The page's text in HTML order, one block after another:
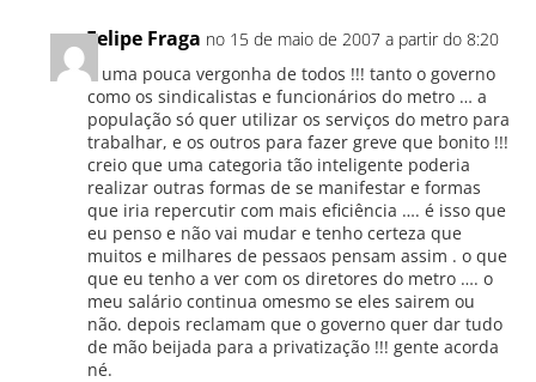
Felipe Fraga no 15 de maio de 2007 a partir do 8:20
È uma pouca vergonha de todos !!! tanto o governo
como os sindicalistas e funcionários do metro … a
população só quer utilizar os serviços do metro para
trabalhar, e os outros para fazer greve que bonito !!!
creio que uma categoria tão inteligente poderia
realizar outras formas de se manifestar e formas
que iria repercutir com mais eficiência …. é isso que
eu penso e não vai mudar e tenho certeza que
muitos e milhares de pessaos pensam assim . o que
que eu tenho a ver com os diretores do metro …. o
meu salário continua omesmo se eles sairem ou
não. depois reclamam que o governo quer dar tudo
de mão beijada para a privatização !!! gente acorda
né.